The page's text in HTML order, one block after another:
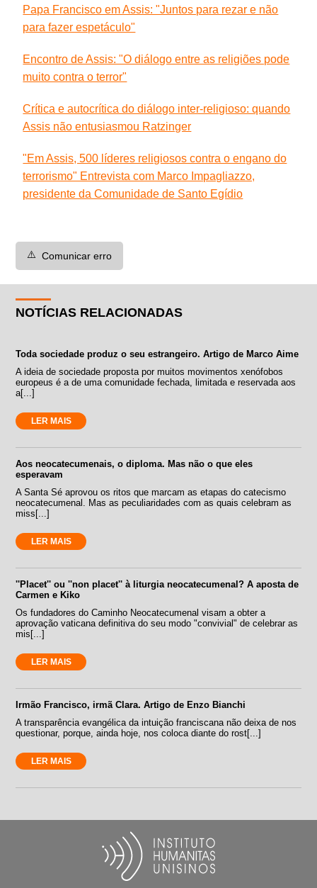
Papa Francisco em Assis: "Juntos para rezar e não
para fazer espetáculo"
Encontro de Assis: "O diálogo entre as religiões pode
muito contra o terror"
Crítica e autocrítica do diálogo inter-religioso: quando
Assis não entusiasmou Ratzinger
"Em Assis, 500 líderes religiosos contra o engano do
terrorismo" Entrevista com Marco Impagliazzo,
presidente da Comunidade de Santo Egídio
⚠️ Comunicar erro
NOTÍCIAS RELACIONADAS
Toda sociedade produz o seu estrangeiro. Artigo de Marco Aime
A ideia de sociedade proposta por muitos movimentos xenófobos
europeus é a de uma comunidade fechada, limitada e reservada aos
a[...]
LER MAIS
Aos neocatecumenais, o diploma. Mas não o que eles
esperavam
A Santa Sé aprovou os ritos que marcam as etapas do catecismo
neocatecumenal. Mas as peculiaridades com as quais celebram as
miss[...]
LER MAIS
''Placet'' ou ''non placet'' à liturgia neocatecumenal? A aposta de
Carmen e Kiko
Os fundadores do Caminho Neocatecumenal visam a obter a
aprovação vaticana definitiva do seu modo "convivial" de celebrar as
mis[...]
LER MAIS
Irmão Francisco, irmã Clara. Artigo de Enzo Bianchi
A transparência evangélica da intuição franciscana não deixa de nos
questionar, porque, ainda hoje, nos coloca diante do rost[...]
LER MAIS